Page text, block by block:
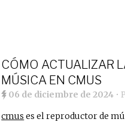
CÓMO ACTUALIZAR
MÚSICA EN CMUS
06 de diciembre de 2024 •
cmus es el reproductor de